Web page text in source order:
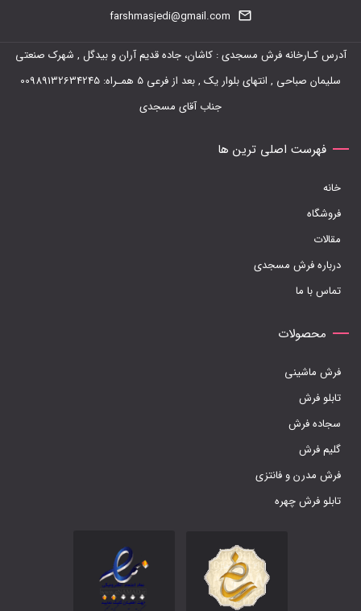
farshmasjedi@gmail.com
آدرس کـارخانه فرش مسجدی : کاشان، جاده قدیم آران و بیدگل , شهرک صنعتی
سلیمان صباحی , انتهای بلوار یک , بعد از فرعی 5 همـراه: 00989132634245
جناب آقای مسجدی
فهرست اصلی ترین ها
خانه
فروشگاه
مقالات
درباره فرش مسجدی
تماس با ما
محصولات
فرش ماشینی
تابلو فرش
سجاده فرش
گلیم فرش
فرش مدرن و فانتزی
تابلو فرش چهره